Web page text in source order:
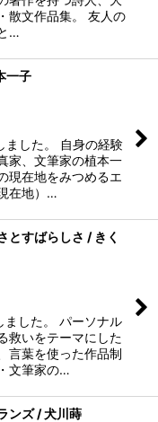
散文作品集。 友人の
…
一子
した。 自身の経験
家、文筆家の植本一
現在地をみつめるエ
在地）…
とすばらしさ / きく
した。 パーソナル
救いをテーマにした
言葉を使った作品制
文筆家の…
ンズ / 犬川蒔